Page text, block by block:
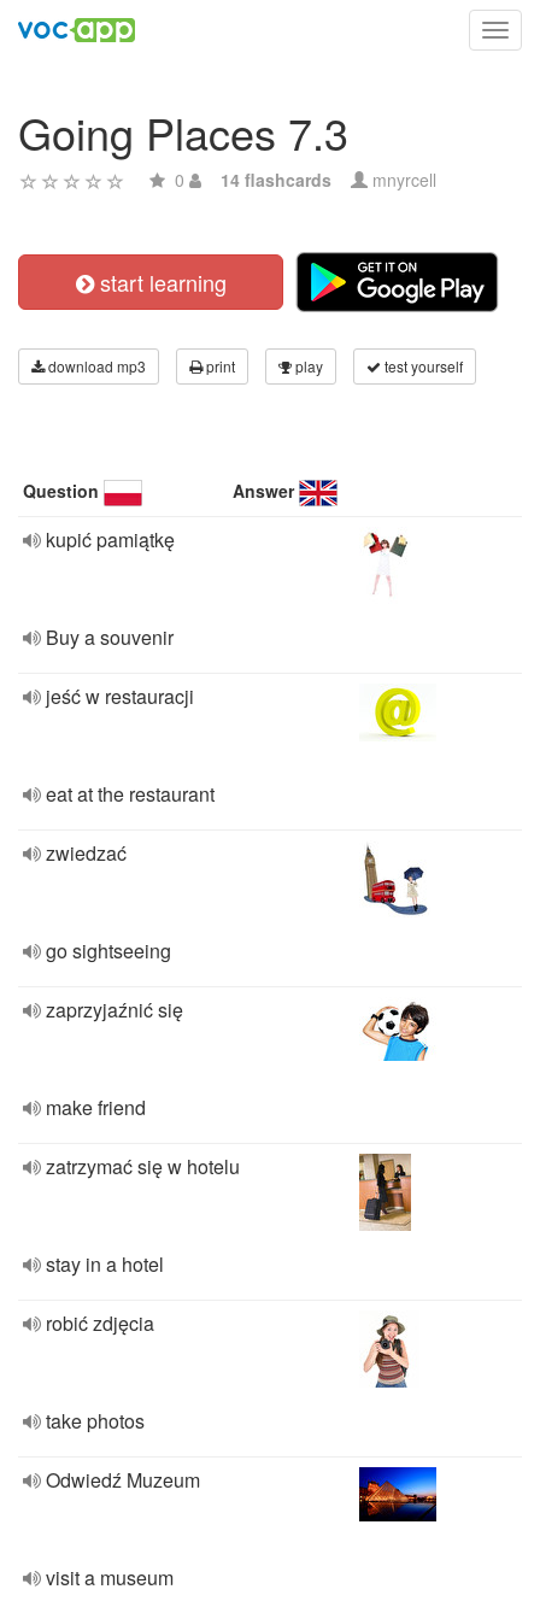
Going Places 7.3
0 14 flashcards mnyrcell
start learning
download mp3 print play test yourself
Question Answer
kupić pamiątkę
Buy a souvenir
jeść w restauracji
eat at the restaurant
zwiedzać
go sightseeing
zaprzyjaźnić się
make friend
zatrzymać się w hotelu
stay in a hotel
robić zdjęcia
take photos
Odwiedź Muzeum
visit a museum